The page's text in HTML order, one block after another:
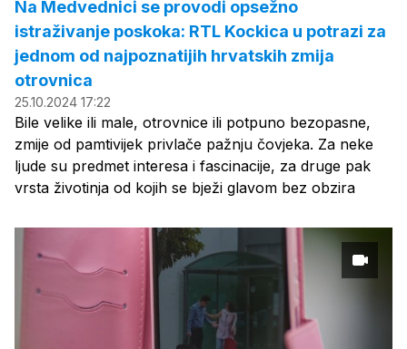
Na Medvednici se provodi opsežno
istraživanje poskoka: RTL Kockica u potrazi za
jednom od najpoznatijih hrvatskih zmija
otrovnica
25.10.2024 17:22
Bile velike ili male, otrovnice ili potpuno bezopasne,
zmije od pamtivijek privlače pažnju čovjeka. Za neke
ljude su predmet interesa i fascinacije, za druge pak
vrsta životinja od kojih se bježi glavom bez obzira